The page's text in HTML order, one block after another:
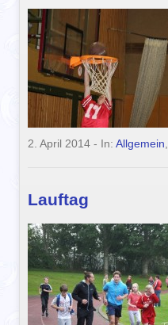
2. April 2014 - In: Allgemein
Lauftag